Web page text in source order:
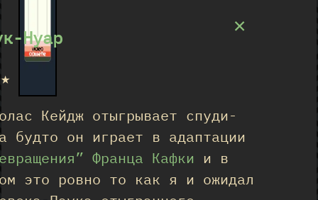
×
Нуар
Кейдж отыгрывает спуди-
будто он играет в адаптации
Франца Кафки и в
это ровно то как я и ожидал